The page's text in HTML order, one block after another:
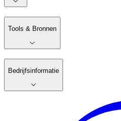
Tools & Bronnen
Bedrijfsinformatie